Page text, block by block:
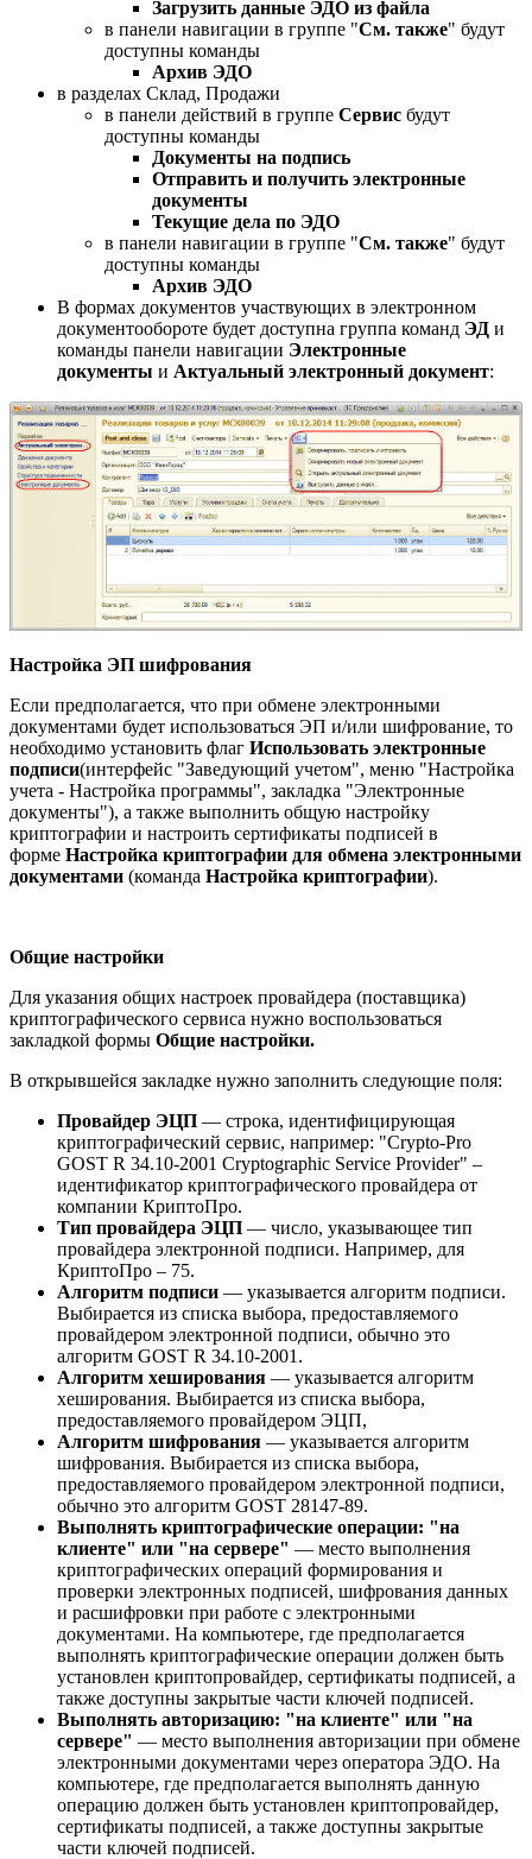
Загрузить данные ЭДО из файла
в панели навигации в группе "См. также" будут
доступны команды
Архив ЭДО
в разделах Склад, Продажи
в панели действий в группе Сервис будут
доступны команды
Документы на подпись
Отправить и получить электронные
документы
Текущие дела по ЭДО
в панели навигации в группе "См. также" будут
доступны команды
Архив ЭДО
В формах документов участвующих в электронном
документообороте будет доступна группа команд ЭД и
команды панели навигации Электронные
документы и Актуальный электронный документ:
Настройка ЭП шифрования
Если предполагается, что при обмене электронными
документами будет использоваться ЭП и/или шифрование, то
необходимо установить флаг Использовать электронные
подписи(интерфейс "Заведующий учетом", меню "Настройка
учета - Настройка программы", закладка "Электронные
документы"), а также выполнить общую настройку
криптографии и настроить сертификаты подписей в
форме Настройка криптографии для обмена электронными
документами (команда Настройка криптографии).
Общие настройки
Для указания общих настроек провайдера (поставщика)
криптографического сервиса нужно воспользоваться
закладкой формы Общие настройки.
В открывшейся закладке нужно заполнить следующие поля:
Провайдер ЭЦП — строка, идентифицирующая
криптографический сервис, например: "Crypto-Pro
GOST R 34.10-2001 Cryptographic Service Provider" –
идентификатор криптографического провайдера от
компании КриптоПро.
Тип провайдера ЭЦП — число, указывающее тип
провайдера электронной подписи. Например, для
КриптоПро – 75.
Алгоритм подписи — указывается алгоритм подписи.
Выбирается из списка выбора, предоставляемого
провайдером электронной подписи, обычно это
алгоритм GOST R 34.10-2001.
Алгоритм хеширования — указывается алгоритм
хеширования. Выбирается из списка выбора,
предоставляемого провайдером ЭЦП,
Алгоритм шифрования — указывается алгоритм
шифрования. Выбирается из списка выбора,
предоставляемого провайдером электронной подписи,
обычно это алгоритм GOST 28147-89.
Выполнять криптографические операции: "на
клиенте" или "на сервере" — место выполнения
криптографических операций формирования и
проверки электронных подписей, шифрования данных
и расшифровки при работе с электронными
документами. На компьютере, где предполагается
выполнять криптографические операции должен быть
установлен криптопровайдер, сертификаты подписей, а
также доступны закрытые части ключей подписей.
Выполнять авторизацию: "на клиенте" или "на
сервере" — место выполнения авторизации при обмене
электронными документами через оператора ЭДО. На
компьютере, где предполагается выполнять данную
операцию должен быть установлен криптопровайдер,
сертификаты подписей, а также доступны закрытые
части ключей подписей.